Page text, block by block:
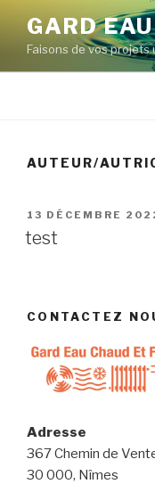
contenu
principal
GARD
Faisons de vos projets
AUTEUR/
PUBLIÉ
LE
13 DÉCEMBRE
test
CONTACTEZ
Adresse
367 Chemin de
30 000, Nîmes